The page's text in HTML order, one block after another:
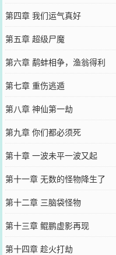
第四章 我们运气真好
第五章 超级尸魔
第六章 鹬蚌相争，渔翁得利
第七章 重伤逃遁
第八章 神仙第一劫
第九章 你们都必须死
第十章 一波未平一波又起
第十一章 无数的怪物降生了
第十二章 三脑袋怪物
第十三章 鲲鹏虚影再现
第十四章 趁火打劫